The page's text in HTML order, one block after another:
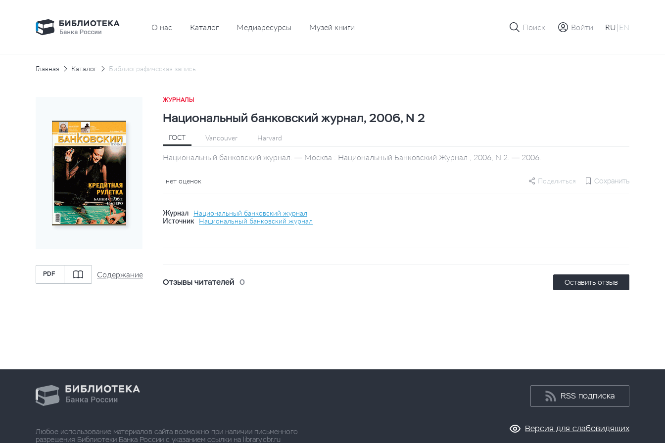
О нас Каталог Медиаресурсы Музей книги Поиск Войти RU| EN
Главная Каталог Библиографическая запись
PDF Содержание
ЖУРНАЛЫ
Национальный банковский журнал, 2006, N 2
ГОСТ Vancouver Harvard
Национальный банковский журнал. — Москва : Национальный Банковский Журнал , 2006, N 2. — 2006.
нет оценок Поделиться Сохранить
Журнал
Национальный банковский журнал
Источник
Национальный банковский журнал
Отзывы читателей 0 Оставить отзыв
Любое использование материалов сайта возможно при наличии письменного
разрешения Библиотеки Банка России с указанием ссылки на library.cbr.ru
RSS подписка
Версия для слабовидящих